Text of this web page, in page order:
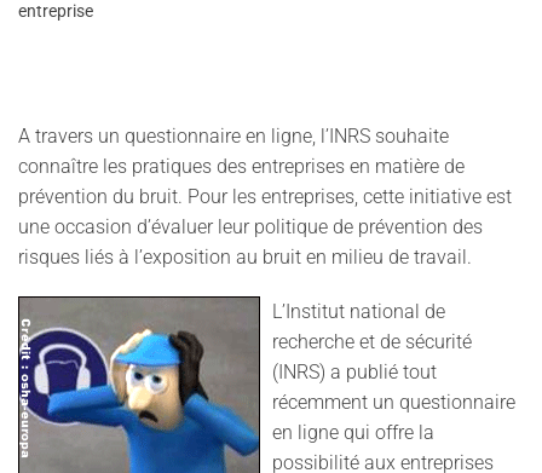
entreprise
A travers un questionnaire en ligne, l’INRS souhaite
connaître les pratiques des entreprises en matière de
prévention du bruit. Pour les entreprises, cette initiative est
une occasion d’évaluer leur politique de prévention des
risques liés à l’exposition au bruit en milieu de travail.
L’Institut national de
recherche et de sécurité
(INRS) a publié tout
récemment un questionnaire
en ligne qui offre la
possibilité aux entreprises